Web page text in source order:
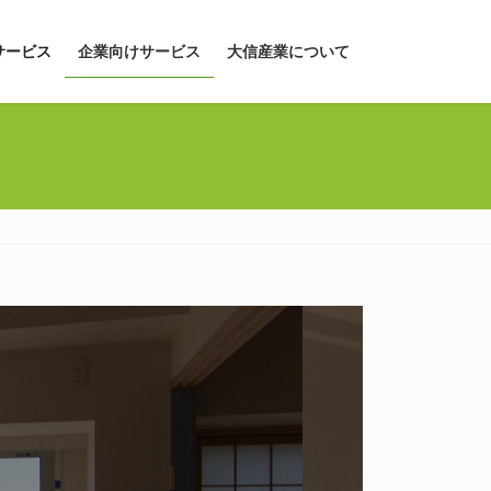
ービス 企業向けサービス 大信産業について